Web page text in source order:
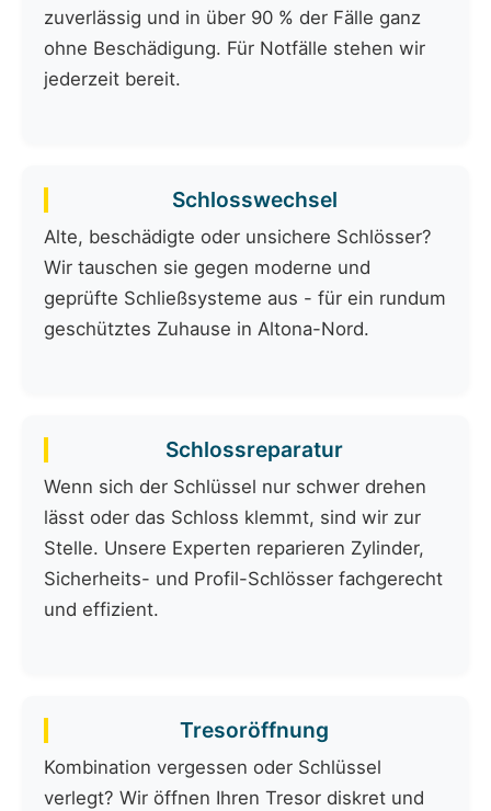
zuverlässig und in über 90 % der Fälle ganz
ohne Beschädigung. Für Notfälle stehen wir
jederzeit bereit.
Schlosswechsel
Alte, beschädigte oder unsichere Schlösser?
Wir tauschen sie gegen moderne und
geprüfte Schließsysteme aus - für ein rundum
geschütztes Zuhause in Altona-Nord.
Schlossreparatur
Wenn sich der Schlüssel nur schwer drehen
lässt oder das Schloss klemmt, sind wir zur
Stelle. Unsere Experten reparieren Zylinder,
Sicherheits- und Profil-Schlösser fachgerecht
und effizient.
Tresoröffnung
Kombination vergessen oder Schlüssel
verlegt? Wir öffnen Ihren Tresor diskret und